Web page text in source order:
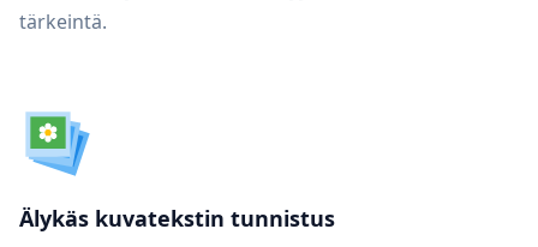
tärkeintä.
Älykäs kuvatekstin tunnistus